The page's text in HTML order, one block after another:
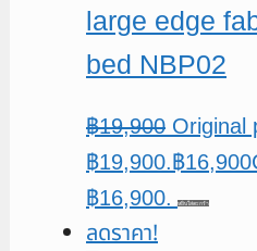
large edge
bed NBP02
฿19,900 Original
฿19,900.฿16,900
฿16,900.
หยิบใส่ตะกร้า
ลดราคา!